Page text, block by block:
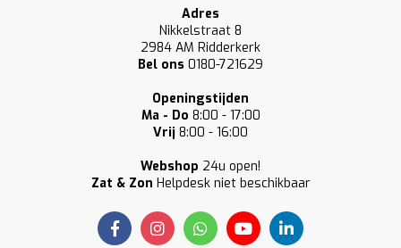
Adres
Nikkelstraat 8
2984 AM Ridderkerk
Bel ons 0180-721629
Openingstijden
Ma - Do 8:00 - 17:00
Vrij 8:00 - 16:00
Webshop 24u open!
Zat & Zon Helpdesk niet beschikbaar